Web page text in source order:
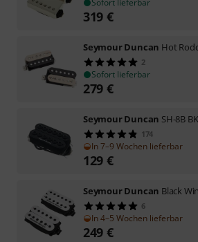
319 €
Seymour Duncan Hot
2
Sofort lieferbar
279 €
Seymour Duncan SH-8B BK
174
In 7–9 Wochen lieferbar
129 €
Seymour Duncan Black
6
In 4–5 Wochen lieferbar
249 €